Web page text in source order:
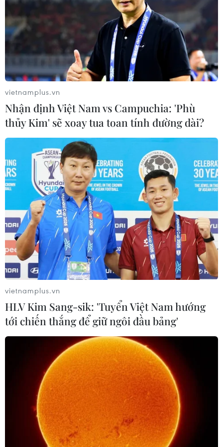
Khởi tố lái xe gây tai nạn trên cao tốc Liên
Khương-Đà Lạt
26/03/2019 05:19
Công an huyện Đức Trọng khởi tố bị can đối với Nguyễn
Tuấn Hoàng để làm rõ hành vi vi phạm quy định về
tham gia giao thông đường bộ.liên quan đến vụ hai ôtô
đối đầu trên cao tốc Liên Khương-Đà Lạt.
vietnamplus.vn
Nhận định Việt Nam vs Campuchia: 'Phù
thủy Kim' sẽ xoay tua toan tính đường dài?
vietnamplus.vn
HLV Kim Sang-sik: 'Tuyển Việt Nam hướng
tới chiến thắng để giữ ngôi đầu bảng'